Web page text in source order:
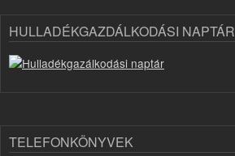
HULLADÉKGAZDÁLKODÁSI NAPTÁR
TELEFONKÖNYVEK